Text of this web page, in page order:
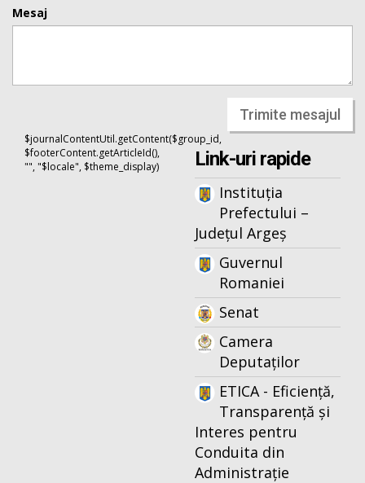
Mesaj
Trimite mesajul
$journalContentUtil.getContent($group_id,
$footerContent.getArticleId(),
"", "$locale", $theme_display)
Link-uri rapide
Instituția
Prefectului –
Județul Argeș
Guvernul
Romaniei
Senat
Camera
Deputaților
ETICA - Eficiență,
Transparență și
Interes pentru
Conduita din
Administrație